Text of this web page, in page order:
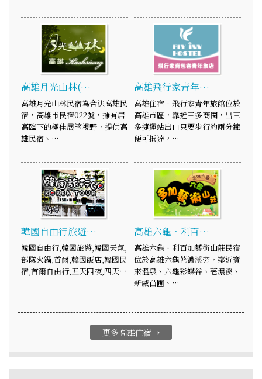
高雄月光山林(…
高雄月光山林民宿為合法高雄民
宿，高雄市民宿022號，擁有居
高臨下的極佳展望視野，提供高
雄民宿、…
高雄飛行家青年…
高雄住宿．飛行家青年旅館位於
高雄市區，靠近三多商圈，出三
多捷運站出口只要步行約兩分鐘
便可抵達，…
韓國自由行旅遊…
韓國自由行,韓國旅遊,韓國天氣,
部隊火鍋,首爾,韓國飯店,韓國民
宿,首爾自由行,五天四夜,四天…
高雄六龜．利百…
高雄六龜．利百加藝術山莊民宿
位於高雄六龜荖濃溪旁，鄰近寶
來溫泉、六龜彩蝶谷、荖濃溪、
新威苗圃、…
更多高雄住宿 arrow_right